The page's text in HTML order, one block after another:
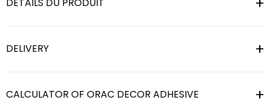
DÉTAILS DU PRODUIT
DELIVERY
CALCULATOR OF ORAC DECOR ADHESIVE